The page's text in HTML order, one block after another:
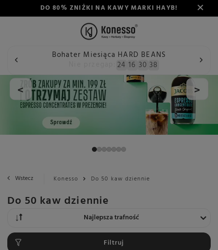
DO 80% ZNIŻKI NA KAWY MARKI HAYB!
Bohater Miesiąca HARD BEANS
24 16 30 38
< >
Wstecz Konesso Do 50 kaw dziennie
Do 50 kaw dziennie
Zmień sortowanie
Najlepsza trafność
Filtruj